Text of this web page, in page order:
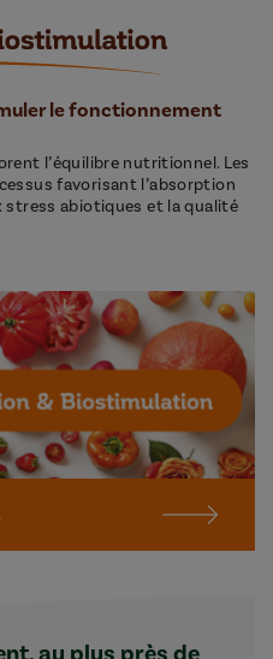
le fonctionnement
l’équilibre nutritionnel. Les
favorisant l’absorption
stress abiotiques et la qualité